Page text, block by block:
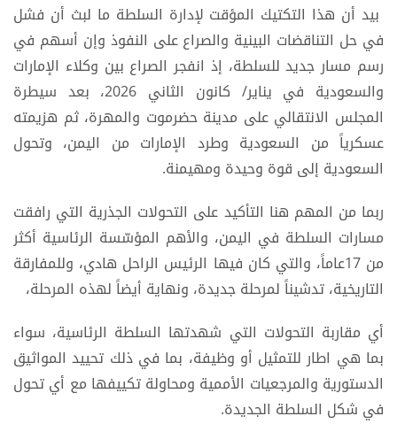
بيد أن هذا التكتيك المؤقت لإدارة السلطة ما لبث أن فشل
في حل التناقضات البينية والصراع على النفوذ وإن أسهم في
رسم مسار جديد للسلطة، إذ انفجر الصراع بين وكلاء الإمارات
والسعودية في يناير/ كانون الثاني 2026، بعد سيطرة
المجلس الانتقالي على مدينة حضرموت والمهرة، ثم هزيمته
عسكرياً من السعودية وطرد الإمارات من اليمن، وتحول
السعودية إلى قوة وحيدة ومهيمنة.
ربما من المهم هنا التأكيد على التحولات الجذرية التي رافقت
مسارات السلطة في اليمن، والأهم المؤسّسة الرئاسية أكثر
من 17عاماً، والتي كان فيها الرئيس الراحل هادي، وللمفارقة
التاريخية، تدشيناً لمرحلة جديدة، ونهاية أيضاً لهذه المرحلة،
أي مقاربة التحولات التي شهدتها السلطة الرئاسية، سواء
بما هي اطار للتمثيل أو وظيفة، بما في ذلك تحييد المواثيق
الدستورية والمرجعيات الأممية ومحاولة تكييفها مع أي تحول
في شكل السلطة الجديدة.